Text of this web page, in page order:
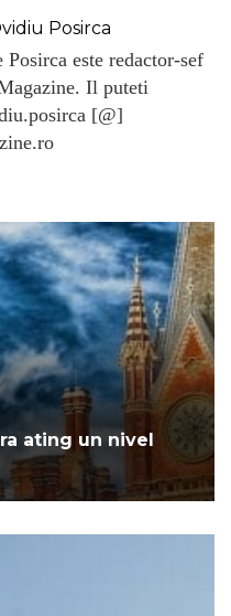
Posirca
este redactor-sef
Il puteti
[@]
ating un nivel